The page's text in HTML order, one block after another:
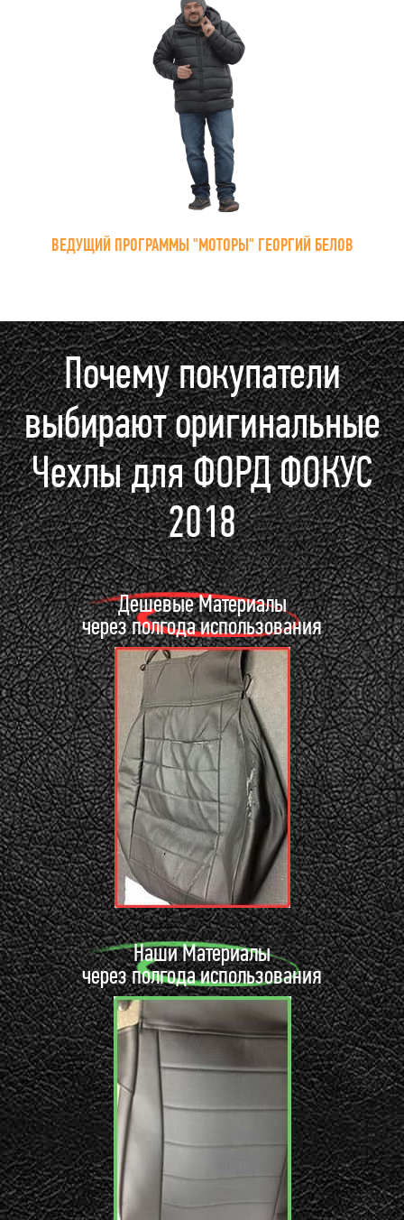
ВЕДУЩИЙ ПРОГРАММЫ "МОТОРЫ" ГЕОРГИЙ БЕЛОВ
Почему покупатели
выбирают оригинальные
Чехлы для ФОРД ФОКУС
2018
Дешевые Материалы
через полгода использования
Наши Материалы
через полгода использования